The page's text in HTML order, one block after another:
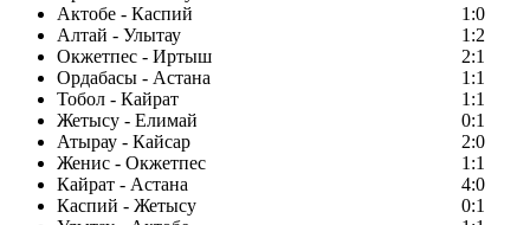
Актобе - Каспий
1:0
Алтай - Улытау
1:2
Окжетпес - Иртыш
2:1
Ордабасы - Астана
1:1
Тобол - Кайрат
1:1
Жетысу - Елимай
0:1
Атырау - Кайсар
2:0
Женис - Окжетпес
1:1
Кайрат - Астана
4:0
Каспий - Жетысу
0:1